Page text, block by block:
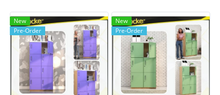
New
Pre-Order
New
Pre-Order